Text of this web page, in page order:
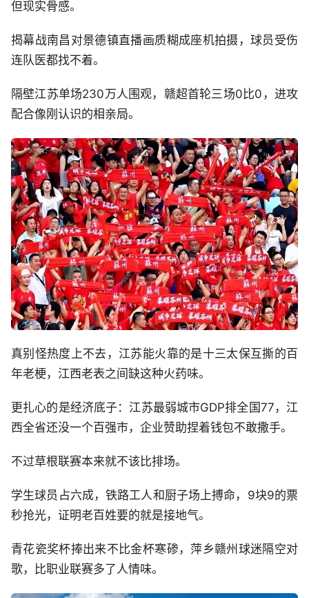
但现实骨感。
揭幕战南昌对景德镇直播画质糊成座机拍摄，球员受伤
连队医都找不着。
隔壁江苏单场230万人围观，赣超首轮三场0比0，进攻
配合像刚认识的相亲局。
真别怪热度上不去，江苏能火靠的是十三太保互撕的百
年老梗，江西老表之间缺这种火药味。
更扎心的是经济底子：江苏最弱城市GDP排全国77，江
西全省还没一个百强市，企业赞助捏着钱包不敢撒手。
不过草根联赛本来就不该比排场。
学生球员占六成，铁路工人和厨子场上搏命，9块9的票
秒抢光，证明老百姓要的就是接地气。
青花瓷奖杯捧出来不比金杯寒碜，萍乡赣州球迷隔空对
歌，比职业联赛多了人情味。